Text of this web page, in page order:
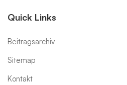
Quick Links
Beitragsarchiv
Sitemap
Kontakt